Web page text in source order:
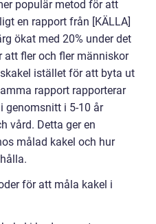
populär metod för att
en rapport från [KÄLLA]
ökat med 20% under det
att fler och fler människor
istället för att byta ut
rapport rapporterar
genomsnitt i 5-10 år
vård. Detta ger en
målad kakel och hur
för att måla kakel i